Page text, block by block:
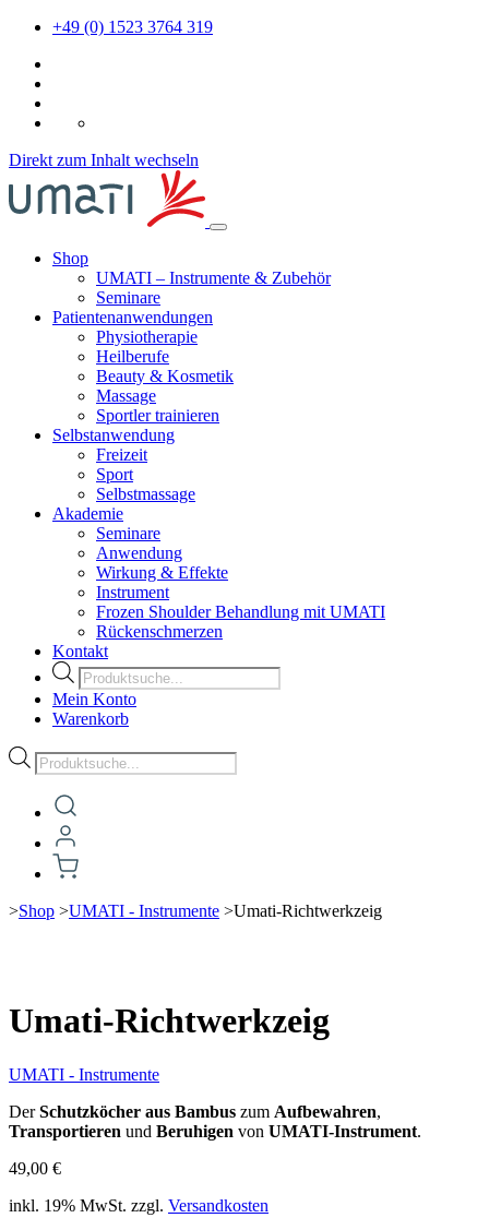
+49 (0) 1523 3764 319
Direkt zum Inhalt wechseln
Shop
UMATI – Instrumente & Zubehör
Seminare
Patientenanwendungen
Physiotherapie
Heilberufe
Beauty & Kosmetik
Massage
Sportler trainieren
Selbstanwendung
Freizeit
Sport
Selbstmassage
Akademie
Seminare
Anwendung
Wirkung & Effekte
Instrument
Frozen Shoulder Behandlung mit UMATI
Rückenschmerzen
Kontakt
Products
search
Mein Konto
Warenkorb
Products
search
>Shop >UMATI - Instrumente >Umati-Richtwerkzeig
Umati-Richtwerkzeig
UMATI - Instrumente
DerSchutzköcher aus Bambus zum Aufbewahren,
Transportieren und Beruhigen von UMATI-Instrument.
49,00 €
inkl. 19% MwSt. zzgl. Versandkosten